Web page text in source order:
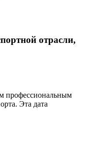
отрасли,
профессиональным
Эта дата